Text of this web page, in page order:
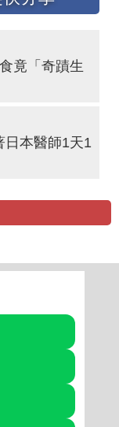
竟「奇蹟生
日本醫師1天1